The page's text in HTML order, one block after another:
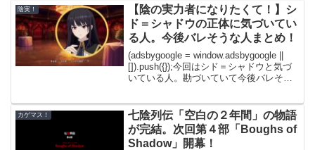
同四半期においては、主力タイトルの...
陰実！
【陰の実力者になりたくて！】シ
ド＝シャドウの正体に気づいてい
る人。今後バレそうな人まとめ！
(adsbygoogle = window.adsbygoogle ||
[]).push({});今回はシド＝シャドウと気づ
いている人。勘づいていて今後バレそう
ひコメ...
カゲマス！
七陰列伝「空白の２年間」の物語
が完結。次回第４部「Boughs of
Shadow」開幕！